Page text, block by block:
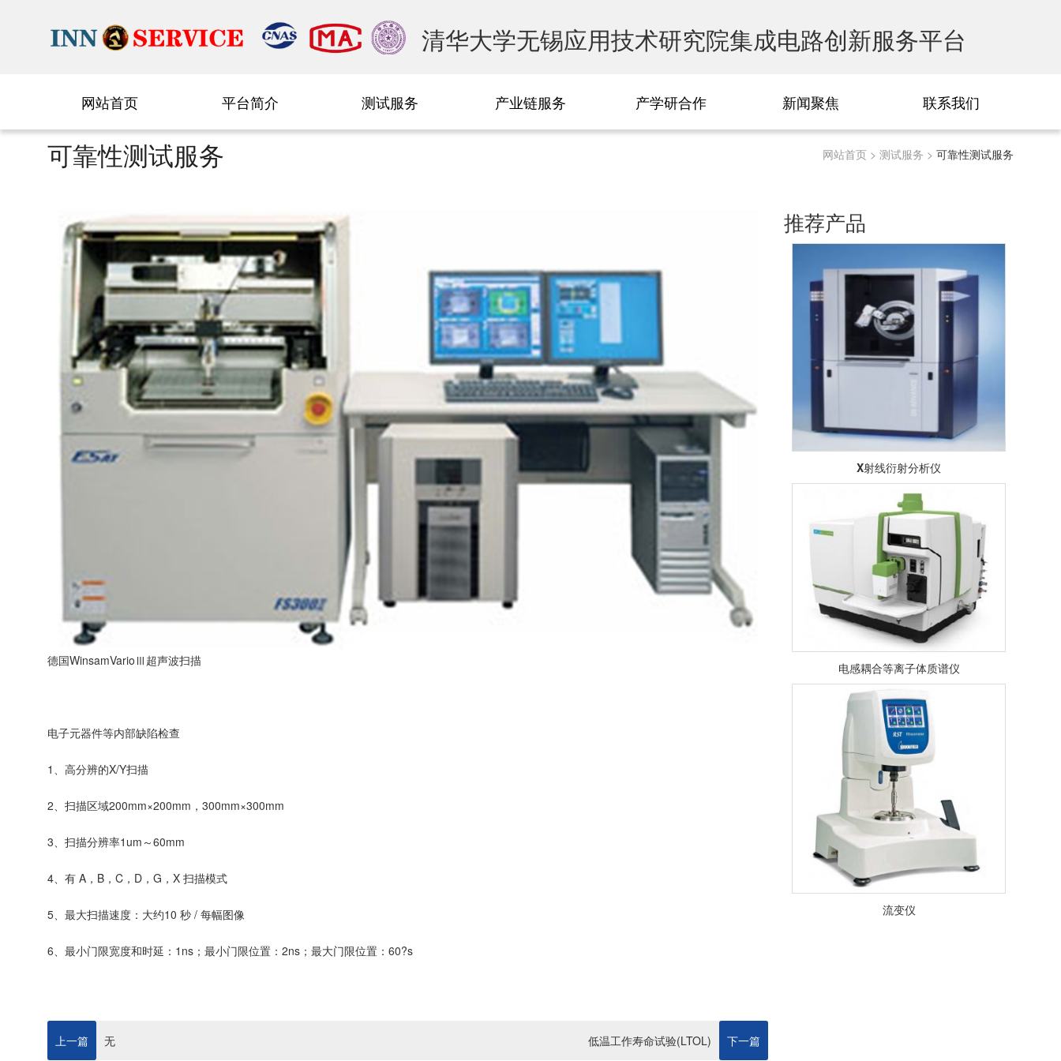
清华大学无锡应用技术研究院集成电路创新服务平台
网站首页 平台简介 测试服务 产业链服务 产学研合作 新闻聚焦 联系我们
可靠性测试服务 网站首页 > 测试服务 > 可靠性测试服务
德国WinsamVarioⅢ超声波扫描
电子元器件等内部缺陷检查
1、高分辨的X/Y扫描
2、扫描区域200mm×200mm，300mm×300mm
3、扫描分辨率1um～60mm
4、有 A，B，C，D，G，X 扫描模式
5、最大扫描速度：大约10 秒 / 每幅图像
6、最小门限宽度和时延：1ns；最小门限位置：2ns；最大门限位置：60?s
上一篇 无 低温工作寿命试验(LTOL) 下一篇
推荐产品
X射线衍射分析仪
电感耦合等离子体质谱仪
流变仪